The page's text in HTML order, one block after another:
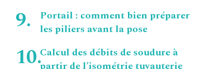
Portail : comment bien préparer
les piliers avant la pose
Calcul des débits de soudure à
partir de l’isométrie tuyauterie